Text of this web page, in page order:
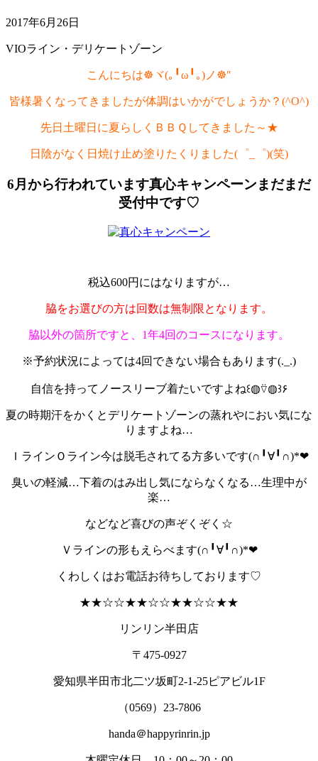
2017年6月26日
VIOライン・デリケートゾーン
こんにちは☸ヾ(｡╹ω╹｡)ノ☸″
皆様暑くなってきましたが体調はいかがでしょうか？(^O^)
先日土曜日に夏らしくＢＢＱしてきました～★
日陰がなく日焼け止め塗りたくりました(゜_゜)(笑)
6月から行われています真心キャンペーンまだまだ
受付中です♡
税込600円にはなりますが…
脇をお選びの方は回数は無制限となります。
脇以外の箇所ですと、1年4回のコースになります。
※予約状況によっては4回できない場合もあります(._.)
自信を持ってノースリーブ着たいですよね꒰◍⍢◍꒱۶
夏の時期汗をかくとデリケートゾーンの蒸れやにおい気にな
りますよね…
ＩラインＯライン今は脱毛されてる方多いです(∩╹∀╹∩)*❤
臭いの軽減…下着のはみ出し気にならなくなる…生理中が
楽…
などなど喜びの声ぞくぞく☆
Ｖラインの形もえらべます(∩╹∀╹∩)*❤
くわしくはお電話お待ちしております♡
★★☆☆★★☆☆★★☆☆★★
リンリン半田店
〒475-0927
愛知県半田市北二ツ坂町2-1-25ピアビル1F
（0569）23-7806
handa＠happyrinrin.jp